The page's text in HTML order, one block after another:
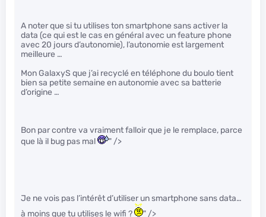
A noter que si tu utilises ton smartphone sans activer la
data (ce qui est le cas en général avec un feature phone
avec 20 jours d’autonomie), l’autonomie est largement
meilleure …
Mon GalaxyS que j’ai recyclé en téléphone du boulo tient
bien sa petite semaine en autonomie avec sa batterie
d’origine …
Bon par contre va vraiment falloir que je le remplace, parce
que là il bug pas mal
" />
Je ne vois pas l’intérêt d’utiliser un smartphone sans data…
à moins que tu utilises le wifi ?
" />